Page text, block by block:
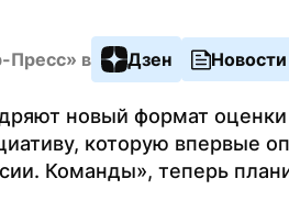
Пресс» в Дзен Новости
новый формат
которую впервые
Команды», теперь